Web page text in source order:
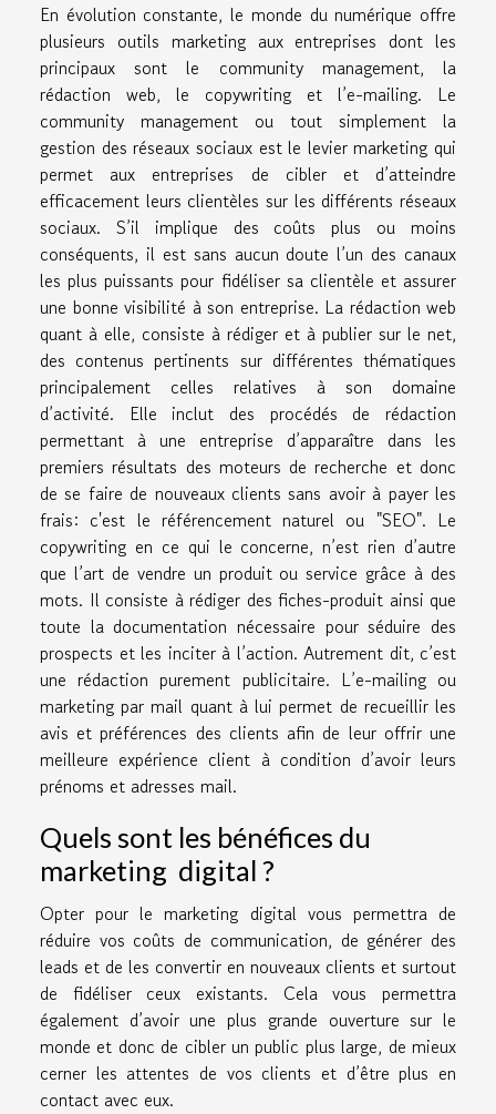
En évolution constante, le monde du numérique offre
plusieurs outils marketing aux entreprises dont les
principaux sont le community management, la
rédaction web, le copywriting et l’e-mailing. Le
community management ou tout simplement la
gestion des réseaux sociaux est le levier marketing qui
permet aux entreprises de cibler et d’atteindre
efficacement leurs clientèles sur les différents réseaux
sociaux. S’il implique des coûts plus ou moins
conséquents, il est sans aucun doute l’un des canaux
les plus puissants pour fidéliser sa clientèle et assurer
une bonne visibilité à son entreprise. La rédaction web
quant à elle, consiste à rédiger et à publier sur le net,
des contenus pertinents sur différentes thématiques
principalement celles relatives à son domaine
d’activité. Elle inclut des procédés de rédaction
permettant à une entreprise d’apparaître dans les
premiers résultats des moteurs de recherche et donc
de se faire de nouveaux clients sans avoir à payer les
frais: c'est le référencement naturel ou "SEO". Le
copywriting en ce qui le concerne, n’est rien d’autre
que l’art de vendre un produit ou service grâce à des
mots. Il consiste à rédiger des fiches-produit ainsi que
toute la documentation nécessaire pour séduire des
prospects et les inciter à l’action. Autrement dit, c’est
une rédaction purement publicitaire. L’e-mailing ou
marketing par mail quant à lui permet de recueillir les
avis et préférences des clients afin de leur offrir une
meilleure expérience client à condition d’avoir leurs
prénoms et adresses mail.
Quels sont les bénéfices du
marketing digital ?
Opter pour le marketing digital vous permettra de
réduire vos coûts de communication, de générer des
leads et de les convertir en nouveaux clients et surtout
de fidéliser ceux existants. Cela vous permettra
également d’avoir une plus grande ouverture sur le
monde et donc de cibler un public plus large, de mieux
cerner les attentes de vos clients et d’être plus en
contact avec eux.